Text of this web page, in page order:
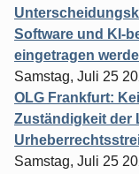
Software und KI-
eingetragen
Samstag, Juli 25
OLG Frankfurt:
Zuständigkeit der
Samstag, Juli 25